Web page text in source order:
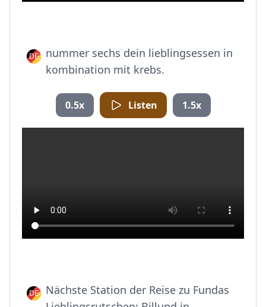
nummer sechs dein lieblingsessen in
kombination mit krebs.
0.5x Listen 1.5x
Nächste Station der Reise zu Fundas